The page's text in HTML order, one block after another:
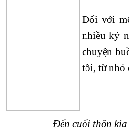
Đối với
nhiều kỷ
chuyện
tôi, từ nhỏ
Tôi,
Kéo
Đến cuối thôn kia